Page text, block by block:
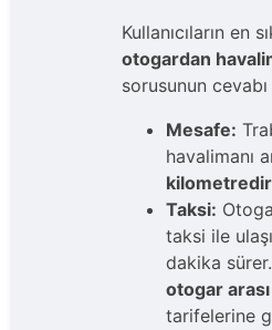
Kullanıcıların en
otogardan
sorusunun
Mesafe:
havalimanı
Taksi:
taksi ile
dakika sürer.
otogar
tarifelerine